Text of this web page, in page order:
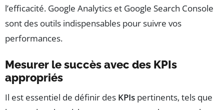
l’efficacité. Google Analytics et Google Search Console
sont des outils indispensables pour suivre vos
performances.
Mesurer le succès avec des KPIs
appropriés
Il est essentiel de définir des KPIs pertinents, tels que